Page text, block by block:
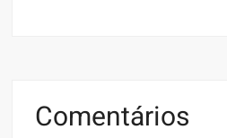
Comentários